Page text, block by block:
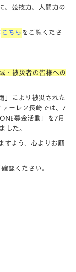
、競技力、人間力の
こちら をご覧くださ
・被災者の皆様への
」により被災された
ーレン長崎では、7
募金活動」を7月
した。
すよう、心よりお願
確認ください。